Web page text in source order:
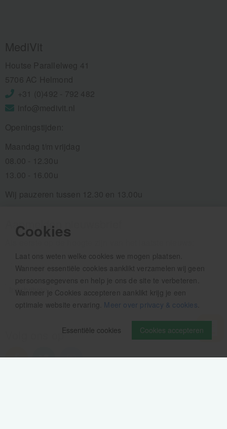
Cookies
Laat ons weten welke cookies we mogen plaatsen.
Wanneer essentiële cookies aanklikt verzamelen wij geen
persoonsgegevens en help je ons de site te verbeteren.
Wanneer je Cookies accepteren aanklikt krijg je een
optimale website ervaring. Meer over privacy & cookies
Cookies accepteren
Essentiële cookies
Aanmelden nieuwsbrief
Volg ons op